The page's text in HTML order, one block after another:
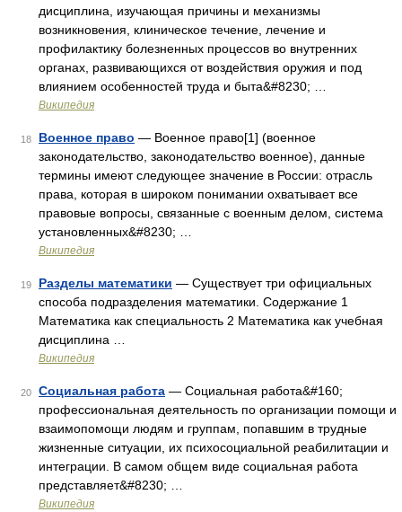
дисциплина, изучающая причины и механизмы
возникновения, клиническое течение, лечение и
профилактику болезненных процессов во внутренних
органах, развивающихся от воздействия оружия и под
влиянием особенностей труда и быта&#8230; …
Википедия
18 Военное право — Военное право[1] (военное
законодательство, законодательство военное), данные
термины имеют следующее значение в России: отрасль
права, которая в широком понимании охватывает все
правовые вопросы, связанные с военным делом, система
установленных&#8230; …
Википедия
19 Разделы математики — Существует три официальных
способа подразделения математики. Содержание 1
Математика как специальность 2 Математика как учебная
дисциплина …
Википедия
20 Социальная работа — Социальная работа&#160;
профессиональная деятельность по организации помощи и
взаимопомощи людям и группам, попавшим в трудные
жизненные ситуации, их психосоциальной реабилитации и
интеграции. В самом общем виде социальная работа
представляет&#8230; …
Википедия